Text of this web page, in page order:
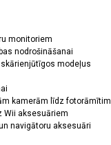
monitoriem
nodrošināšanai
modeļus
kamerām līdz fotorāmītim
Wii aksesuāriem
navigātoru aksesuāri